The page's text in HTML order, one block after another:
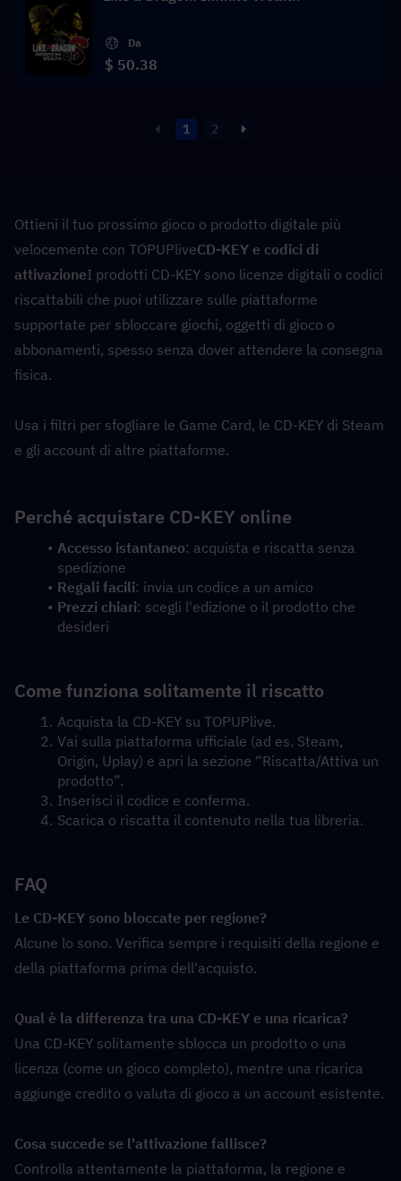
Da
$ 50.38
1 2
Ottieni il tuo prossimo gioco o prodotto digitale più
velocemente con TOPUPliveCD-KEY e codici di
attivazioneI prodotti CD-KEY sono licenze digitali o codici
riscattabili che puoi utilizzare sulle piattaforme
supportate per sbloccare giochi, oggetti di gioco o
abbonamenti, spesso senza dover attendere la consegna
fisica.
Usa i filtri per sfogliare le Game Card, le CD-KEY di Steam
e gli account di altre piattaforme.
Perché acquistare CD-KEY online
Accesso istantaneo: acquista e riscatta senza
spedizione
Regali facili: invia un codice a un amico
Prezzi chiari: scegli l'edizione o il prodotto che
desideri
Come funziona solitamente il riscatto
Acquista la CD-KEY su TOPUPlive.
Vai sulla piattaforma ufficiale (ad es. Steam,
Origin, Uplay) e apri la sezione “Riscatta/Attiva un
prodotto”.
Inserisci il codice e conferma.
Scarica o riscatta il contenuto nella tua libreria.
FAQ
Le CD-KEY sono bloccate per regione?
Alcune lo sono. Verifica sempre i requisiti della regione e
della piattaforma prima dell'acquisto.
Qual è la differenza tra una CD-KEY e una ricarica?
Una CD-KEY solitamente sblocca un prodotto o una
licenza (come un gioco completo), mentre una ricarica
aggiunge credito o valuta di gioco a un account esistente.
Cosa succede se l'attivazione fallisce?
Controlla attentamente la piattaforma, la regione e